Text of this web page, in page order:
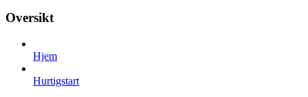
Oversikt
Hjem
Hurtigstart